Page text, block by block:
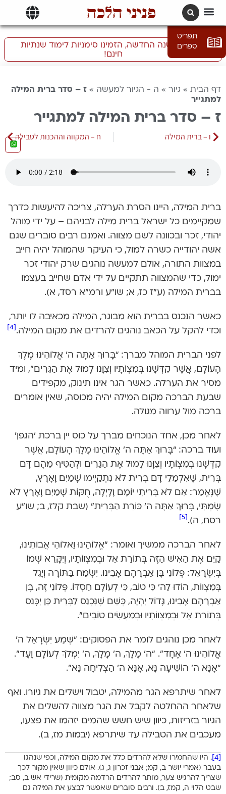
פניני הלכה
תפריט
ספרים
התכוננו לשנה החדשה, הזמינו סימניות לימוד שנתיות
חינם!
דף הבית » גיור » ה - הגיור למעשה » ז – סדר ברית המילה
למתגייר
ז – סדר ברית המילה למתגייר
ו – ברית המילה ח – המקווה וההכנות לטבילה
ברית המילה, היינו הסרת הערלה, צריכה להיעשות כדרך
שמקיימים כל ישראל ברית מילה לבניהם – על ידי מוהל
יהודי, זכר ובכוונה לשם מצווה. ואמנם רבים סוברים שגם
אשה יהודייה כשרה למול, כי העיקר שהמוהל יהיה חייב
במצוות התורה, אולם למעשה נוהגים שרק יהודי זכר
ימול, כדי שהמצווה תתקיים על ידי אדם שחייב בעצמו
בברית המילה (ע”ז כז, א; שו”ע ורמ”א רסד, א).
כאשר הנכנס בברית הוא מבוגר, המילה מכאיבה לו יותר,
וכדי להקל על הכאב נוהגים להרדים את מקום המילה.
לפני הברית המוהל מברך: “בָּרוּךְ אַתָּה ה’ אֱלוֹהֵינוּ מֶלֶךְ
הָעוֹלָם, אֲשֶׁר קִדְּשָׁנוּ בְּמִצְוֹתָיו וְצִוָּנוּ לָמוּל אֶת הַגֵּרִים”, ומיד
מסיר את הערלה. כאשר הגר אינו תינוק, מקפידים
שבעת הברכה מקום המילה יהיה מכוסה, שאין אומרים
ברכה מול ערווה מגולה.
לאחר מכן, אחד הנוכחים מברך על כוס יין ברכת ‘הגפן’
ועוד ברכה: “בָּרוּךְ אַתָּה ה’ אֱלוֹהֵינוּ מֶלֶךְ הָעוֹלָם, אֲשֶׁר
קִדְּשָׁנוּ בְּמִצְוֹתָיו וְצִוָּנוּ לָמוּל אֶת הַגֵּרִים וּלְהַטִּיף מֵהֶם דָּם
בְּרִית, שֶׁאִלְמַלֵי דָּם בְּרִית לֹא נִתְקַיְימוּ שָׁמַיִם וָאָרֶץ,
שֶׁנֶּאֱמַר: אִם לֹא בְּרִיתִי יוֹמָם וָלָיְלָה, חֻקּוֹת שָׁמַיִם וָאָרֶץ לֹא
שָׂמְתִּי, בָּרוּךְ אַתָּה ה’ כּוֹרֵת הַבְּרִית” (שבת קלז, ב; שו”ע
רסח, ה).
לאחר הברכה ממשיך ואומר: “אֱלוֹהֵינוּ וֵאלוֹהֵי אֲבוֹתֵינוּ,
קַיֵּם אֶת הַאִישׁ הַזֶּה בְּתוֹרַת אֵל וּבְמִצְווֹתָיו, וְיִקָּרֵא שְׁמוֹ
בְּיִשְׂרָאֵל: פְּלוֹנִי בֶּן אַבְרָהָם אָבִינוּ. יִשְׂמַח בַּתּוֹרָה וְיָגֵל
בְּמִצְווֹת, הוֹדוּ לַה’ כִּי טוֹב, כִּי לְעוֹלָם חַסְדּוֹ. פְּלוֹנִי זֶה, בֶּן
אַבְרָהָם אָבִינוּ, גָּדוֹל יִהְיֶה, כְּשֵׁם שֶׁנִּכְנַס לַבְּרִית כֵּן יִכָּנֵס
בְּתוֹרַת אֵל וּבְמִצְווֹתָיו וּבְמַעֲשִׂים טוֹבִים”.
לאחר מכן נוהגים לומר את הפסוקים: “שְׁמַע יִשְׂרָאֵל ה’
אֱלוֹהֵינוּ ה’ אֶחָד”. “ה’ מֶלֶךְ, ה’ מָלָךְ, ה’ יִמְלֹךְ לְעוֹלָם וָעֶד”.
“אָנָּא ה’ הוֹשִׁיעָה נָּא, אָנָּא ה’ הַצְלִיחָה נָּא”.
לאחר שיתרפא הגר מהמילה, יטבול וישלים את גיורו. ואף
שלאחר ההחלטה לקבל את הגר מצווה להשלים את
הגיור בזריזות, כיוון שיש חשש שהמים יזהמו את פצעו,
מעכבים את הטבילה עד שיתרפא (יבמות מז, ב).
. היו שהחמירו שלא להרדים כלל את מקום המילה, וכפי שנהגו
בעבר (אמרי יושר ב, קמ; אבני זכרון ג, ג). אולם כיוון שאין מקור לכך
שצריך להרגיש צער, מותר להרדים הרדמה מקומית (שרידי אש ב, סב;
שבט הלוי ה, קמז, ב). ורבים סוברים שאפשר לבצע את המילה גם